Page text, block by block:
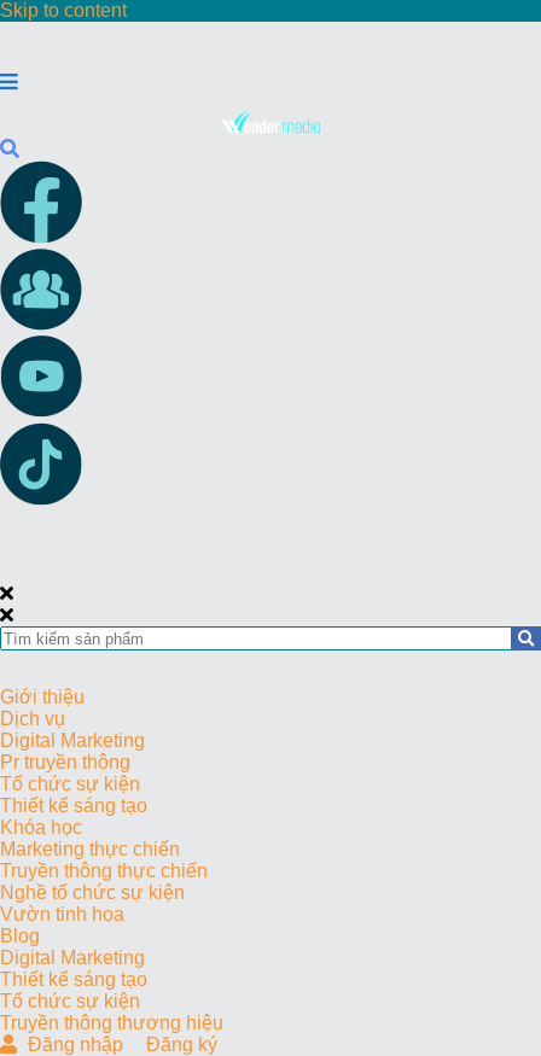
Skip to content
Giới thiệu
Dịch vụ
Digital Marketing
Pr truyền thông
Tổ chức sự kiện
Thiết kế sáng tạo
Khóa học
Marketing thực chiến
Truyền thông thực chiến
Nghề tổ chức sự kiện
Vườn tinh hoa
Blog
Digital Marketing
Thiết kế sáng tạo
Tổ chức sự kiện
Truyền thông thương hiệu
Đăng nhập
Đăng ký